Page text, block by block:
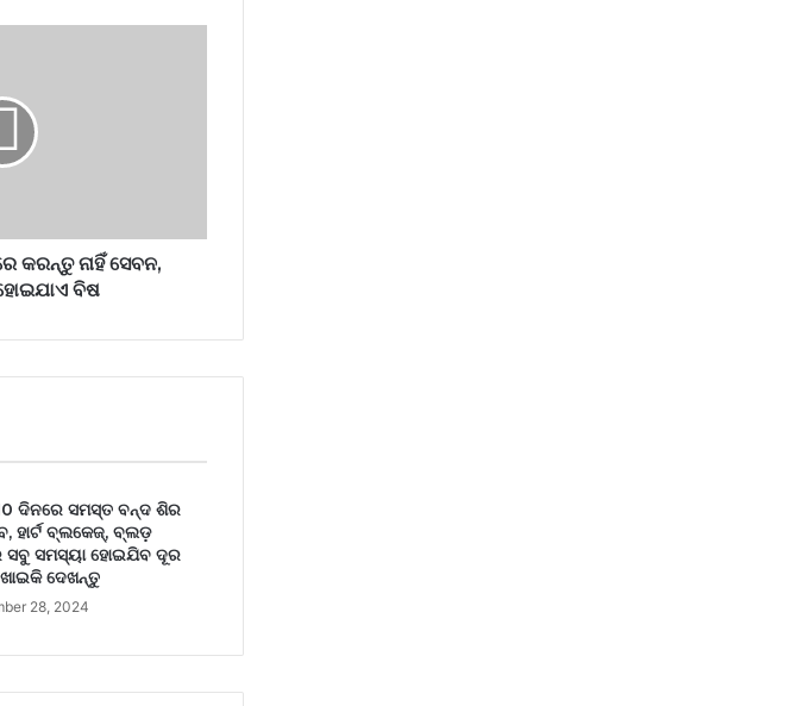
କରନ୍ତୁ ନାହିଁ ସେବନ,
ବିଷ
ଦିନରେ ସମସ୍ତ ବନ୍ଦ ଶିର
ହାର୍ଟ ବ୍ଲକେଜ୍, ବ୍ଲଡ଼
ସବୁ ସମସ୍ୟା ହୋଇଯିବ ଦୂର
ଦେଖନ୍ତୁ
28, 2024